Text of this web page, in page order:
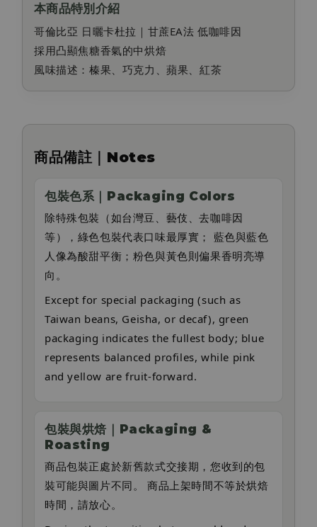
本商品特別介紹
哥倫比亞 日曬卡杜拉｜甘蔗EA法 低咖啡因
採用凸顯焦糖香氣的中烘焙
風味描述：榛果、巧克力、蘋果、紅茶
商品備註｜Notes
包裝色系｜Packaging Colors
除特殊包裝（如台灣豆、藝伎、去咖啡因
等），綠色包裝代表口味最厚實； 藍色與藍色
人像為酸甜平衡；粉色與黃色則偏果香明亮導
向。
Except for special packaging (such as
Taiwan beans, Geisha, or decaf), green
packaging indicates the fullest body; blue
represents balanced profiles, while pink
and yellow are fruit-forward.
包裝與烘焙｜Packaging &
Roasting
商品包裝正處於新舊款式交接期，您收到的包
裝可能與圖片不同。 商品上架時間不等於烘焙
時間，請放心。